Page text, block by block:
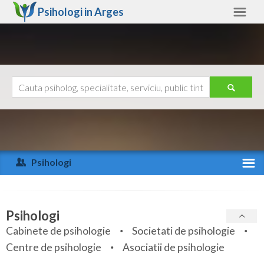
Psihologi inArges
Arad
Arges
Bihor
Bistrita-Nasaud
Ajutor
Psihologi
Specialitati
Servicii
Psihologi
Cabinete de psihologie
Societati de psihologie
Centre de psihologie
Asociatii de psihologie